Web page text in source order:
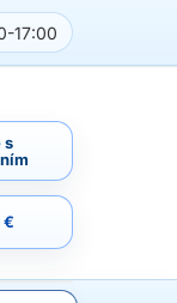
17:00
s
€